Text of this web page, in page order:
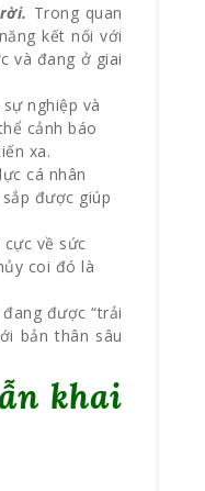
Trong quan
kết nối với
và đang ở giai
nghiệp và
cảnh báo
xa.
cá nhân
được giúp
cực về sức
coi đó là
được “trải
bản thân sâu
khai